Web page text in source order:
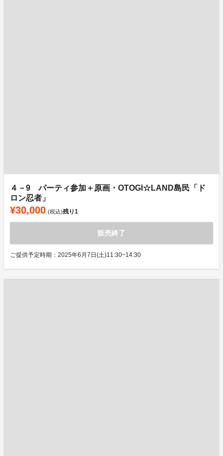
４－9 パーティ参加＋原画・OTOGI☆LAND島民「ド
ロン忍者」
¥30,000 (税込)残り1
販売終了
ご提供予定時期：2025年6月7日(土)11:30~14:30